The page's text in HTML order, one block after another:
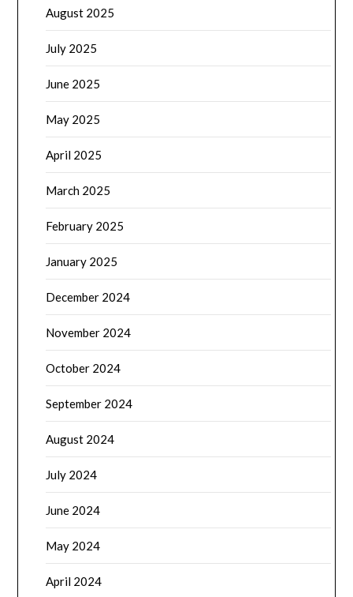
August 2025
July 2025
June 2025
May 2025
April 2025
March 2025
February 2025
January 2025
December 2024
November 2024
October 2024
September 2024
August 2024
July 2024
June 2024
May 2024
April 2024